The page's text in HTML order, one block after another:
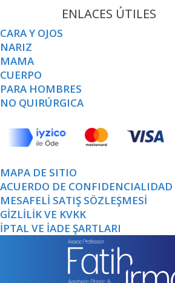
ENLACES ÚTILES
CARA Y OJOS
NARIZ
MAMA
CUERPO
PARA HOMBRES
NO QUIRÚRGICA
MAPA DE SITIO
ACUERDO DE CONFIDENCIALIDAD
MESAFELİ SATIŞ SÖZLEŞMESİ
GİZLİLİK VE KVKK
İPTAL VE İADE ŞARTLARI